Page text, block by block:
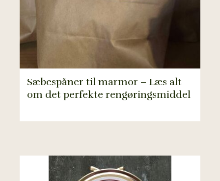
Sæbespåner til marmor – Læs alt
om det perfekte rengøringsmiddel